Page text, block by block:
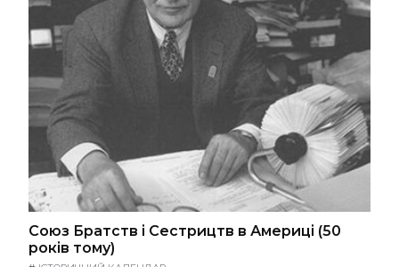
Союз Братств і Сестрицтв в Америці (50
років тому)